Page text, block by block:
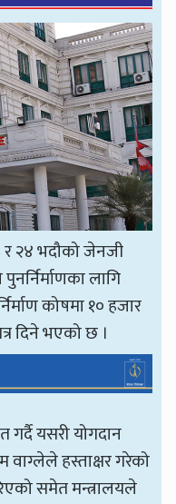
र २४ भदौको जेनजी
लागि
कोषमा १० हजार
दिने भएको छ ।
गर्दै यसरी योगदान
वाग्लेले हस्ताक्षर गरेको
समेत मन्त्रालयले